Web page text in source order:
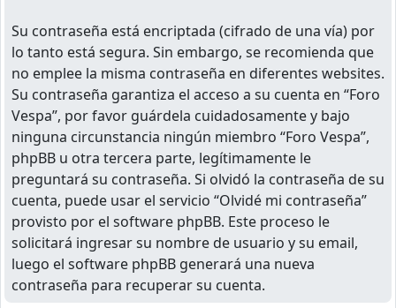
Su contraseña está encriptada (cifrado de una vía) por
lo tanto está segura. Sin embargo, se recomienda que
no emplee la misma contraseña en diferentes websites.
Su contraseña garantiza el acceso a su cuenta en “Foro
Vespa”, por favor guárdela cuidadosamente y bajo
ninguna circunstancia ningún miembro “Foro Vespa”,
phpBB u otra tercera parte, legítimamente le
preguntará su contraseña. Si olvidó la contraseña de su
cuenta, puede usar el servicio “Olvidé mi contraseña”
provisto por el software phpBB. Este proceso le
solicitará ingresar su nombre de usuario y su email,
luego el software phpBB generará una nueva
contraseña para recuperar su cuenta.